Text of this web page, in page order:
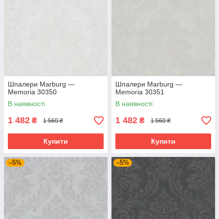
Шпалери Marburg —
Memoria 30350
В наявності
1 482 ₴ 1 560 ₴
Купити
Шпалери Marburg —
Memoria 30351
В наявності
1 482 ₴ 1 560 ₴
Купити
–5% –5%